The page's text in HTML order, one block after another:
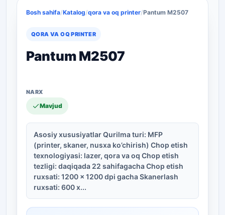
Bosh sahifa/Katalog/qora va oq printer/Pantum M2507
QORA VA OQ PRINTER
Pantum M2507
Mavjud
Asosiy xususiyatlar Qurilma turi: MFP
(printer, skaner, nusxa ko’chirish) Chop etish
texnologiyasi: lazer, qora va oq Chop etish
tezligi: daqiqada 22 sahifagacha Chop etish
ruxsati: 1200 x 1200 dpi gacha Skanerlash
ruxsati: 600 x...